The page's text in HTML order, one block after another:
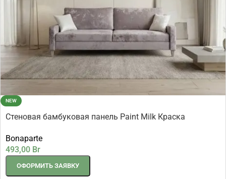
NEW
Стеновая бамбуковая панель Paint Milk Краска
Bonaparte
493,00 Br
ОФОРМИТЬ ЗАЯВКУ